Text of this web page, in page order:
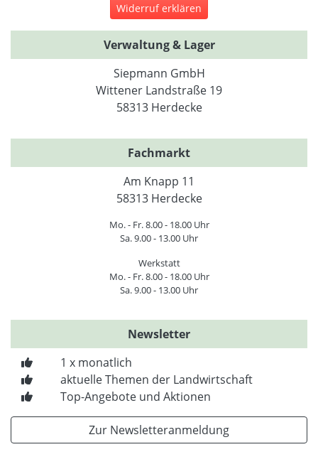
Widerruf erklären
Verwaltung & Lager
Siepmann GmbH
Wittener Landstraße 19
58313 Herdecke
Fachmarkt
Am Knapp 11
58313 Herdecke
Mo. - Fr. 8.00 - 18.00 Uhr
Sa. 9.00 - 13.00 Uhr
Werkstatt
Mo. - Fr. 8.00 - 18.00 Uhr
Sa. 9.00 - 13.00 Uhr
Newsletter
1 x monatlich
aktuelle Themen der Landwirtschaft
Top-Angebote und Aktionen
Zur Newsletteranmeldung